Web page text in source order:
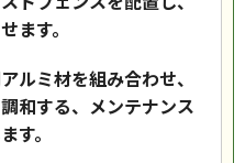
ます。
ルミ材を組み合わせ、
和する、メンテナンス
す。